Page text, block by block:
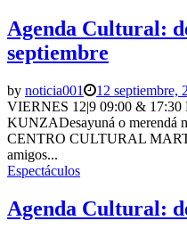
Agenda Cultural:
septiembre
by noticia001 12 septiembre,
VIERNES 12|9 09:00 &
KUNZADesayuná o merendá
CENTRO CULTURAL
amigos...
Espectáculos
Agenda Cultural: